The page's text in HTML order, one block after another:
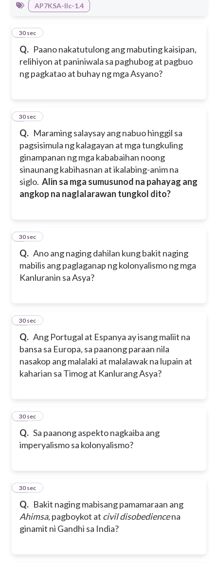
AP7KSA-IIc-1.4
Q. Paano nakatutulong ang mabuting kaisipan,
relihiyon at paniniwala sa paghubog at pagbuo
ng pagkatao at buhay ng mga Asyano?
7
30 sec
Q. Maraming salaysay ang nabuo hinggil sa
pagsisimula ng kalagayan at mga tungkuling
ginampanan ng mga kababaihan noong
sinaunang kabihasnan at ikalabing-anim na
siglo. Alin sa mga sumusunod na pahayag ang
angkop na naglalarawan tungkol dito?
8
30 sec
Q. Ano ang naging dahilan kung bakit naging
mabilis ang paglaganap ng kolonyalismo ng mga
Kanluranin sa Asya?
9
30 sec
Q. Ang Portugal at Espanya ay isang maliit na
bansa sa Europa, sa paanong paraan nila
nasakop ang malalaki at malalawak na lupain at
kaharian sa Timog at Kanlurang Asya?
10
30 sec
Q. Sa paanong aspekto nagkaiba ang
imperyalismo sa kolonyalismo?
11
30 sec
Q. Bakit naging mabisang pamamaraan ang
Ahimsa, pagboykot at civil disobediencena
ginamit ni Gandhi sa India?
12
30 sec